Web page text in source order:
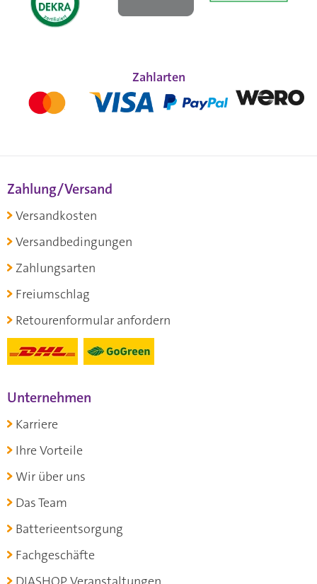
Zahlarten
Zahlung/Versand
Versandkosten
Versandbedingungen
Zahlungsarten
Freiumschlag
Retourenformular anfordern
Unternehmen
Karriere
Ihre Vorteile
Wir über uns
Das Team
Batterieentsorgung
Fachgeschäfte